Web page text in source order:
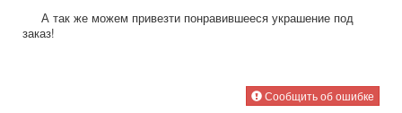
А так же можем привезти понравившееся украшение под
заказ!
Сообщить об ошибке